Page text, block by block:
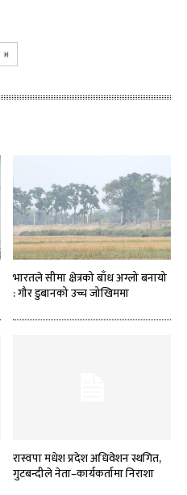
भारतले सीमा क्षेत्रको बाँध अग्लो बनायो
: गौर डुबानको उच्च जोखिममा
रास्वपा मधेश प्रदेश अधिवेशन स्थगित,
गुटबन्दीले नेता–कार्यकर्तामा निराशा